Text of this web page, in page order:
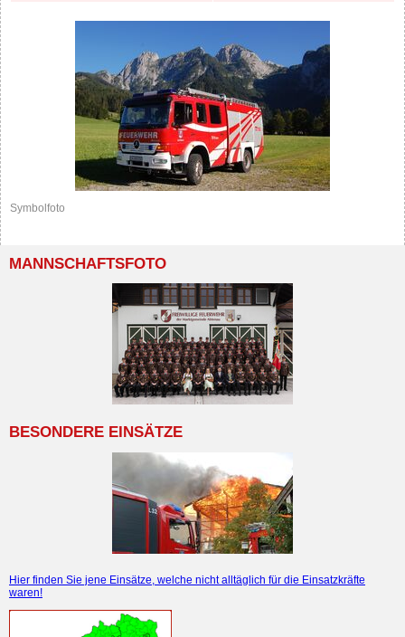
Symbolfoto
MANNSCHAFTSFOTO
BESONDERE EINSÄTZE
Hier finden Sie jene Einsätze, welche nicht alltäglich für die Einsatzkräfte
waren!